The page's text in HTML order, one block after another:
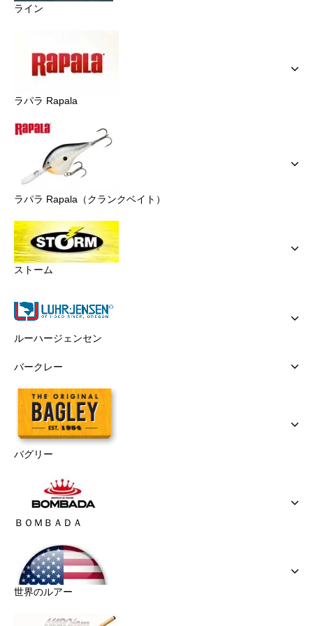
ライン
ラパラ Rapala
ラパラ Rapala（クランクベイト）
ストーム
ルーハージェンセン
バークレー
バグリー
ＢＯＭＢＡＤＡ
世界のルアー